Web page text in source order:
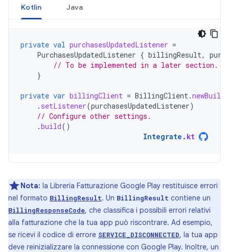
Kotlin Java
private val purchasesUpdatedListener =
PurchasesUpdatedListener { billingResult,
// To be implemented in a later section.
}
private var billingClient = BillingClient.
. setListener(purchasesUpdatedListener)
// Configure other settings.
.build()
Integrate . kt
Nota: la Libreria Fatturazione Google Play restituisce errori
nel formato BillingResult. Un BillingResult contiene un
BillingResponseCode, che classifica i possibili errori relativi
alla fatturazione che la tua app può riscontrare. Ad esempio,
se ricevi il codice di errore SERVICE_DISCONNECTED, la tua app
deve reinizializzare la connessione con Google Play. Inoltre, un